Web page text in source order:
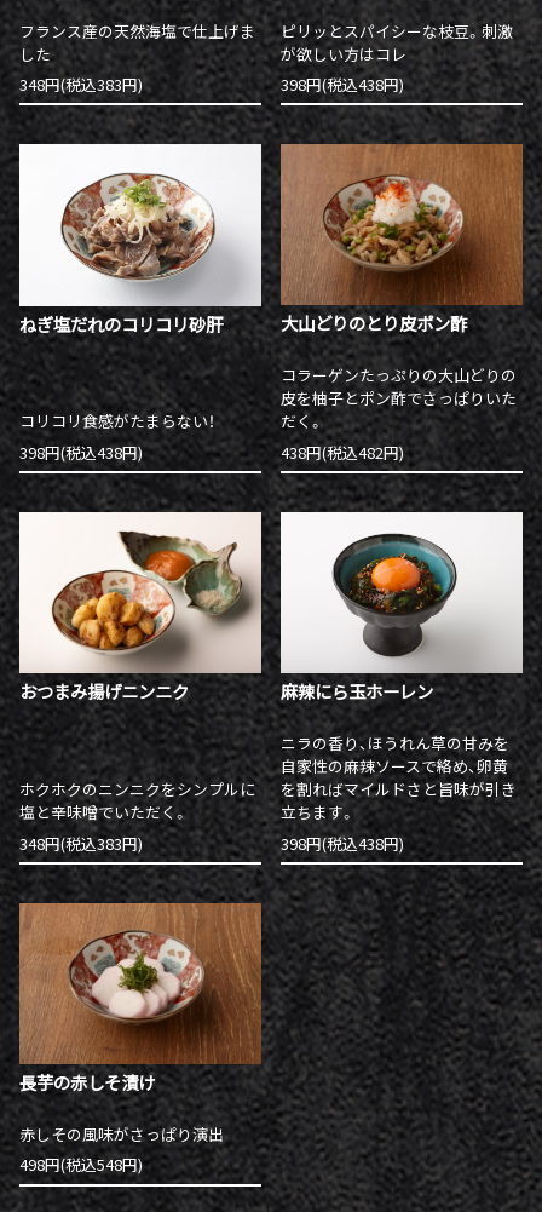
フランス産の天然海塩で仕上げま
した
348円(税込383円)
ピリッとスパイシーな枝豆。刺激
が欲しい方はコレ
398円(税込438円)
ねぎ塩だれのコリコリ砂肝
コリコリ食感がたまらない！
398円(税込438円)
大山どりのとり皮ポン酢
コラーゲンたっぷりの大山どりの
皮を柚子とポン酢でさっぱりいた
だく。
438円(税込482円)
おつまみ揚げニンニク
ホクホクのニンニクをシンプルに
塩と辛味噌でいただく。
348円(税込383円)
麻辣にら玉ホーレン
ニラの香り、ほうれん草の甘みを
自家性の麻辣ソースで絡め、卵黄
を割ればマイルドさと旨味が引き
立ちます。
398円(税込438円)
長芋の赤しそ漬け
赤しその風味がさっぱり演出
498円(税込548円)